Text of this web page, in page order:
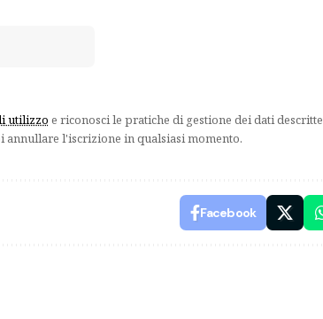
utilizzo e riconosci le pratiche di gestione dei dati
annullare l'iscrizione in qualsiasi momento.
Facebook